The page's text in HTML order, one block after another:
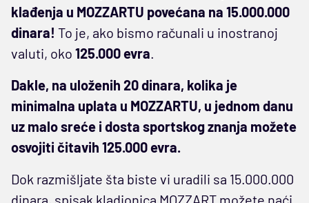
klađenja u MOZZARTU povećana na 15.000.000
dinara! To je, ako bismo računali u inostranoj
valuti, oko 125.000 evra.
Dakle, na uloženih 20 dinara, kolika je
minimalna uplata u MOZZARTU, u jednom danu
uz malo sreće i dosta sportskog znanja možete
osvojiti čitavih 125.000 evra.
Dok razmišljate šta biste vi uradili sa 15.000.000
dinara, spisak kladionica MOZZART možete naći